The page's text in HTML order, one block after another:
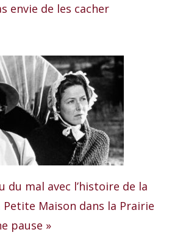
envie de les cacher
du mal avec l’histoire de la
Petite Maison dans la Prairie
pause »